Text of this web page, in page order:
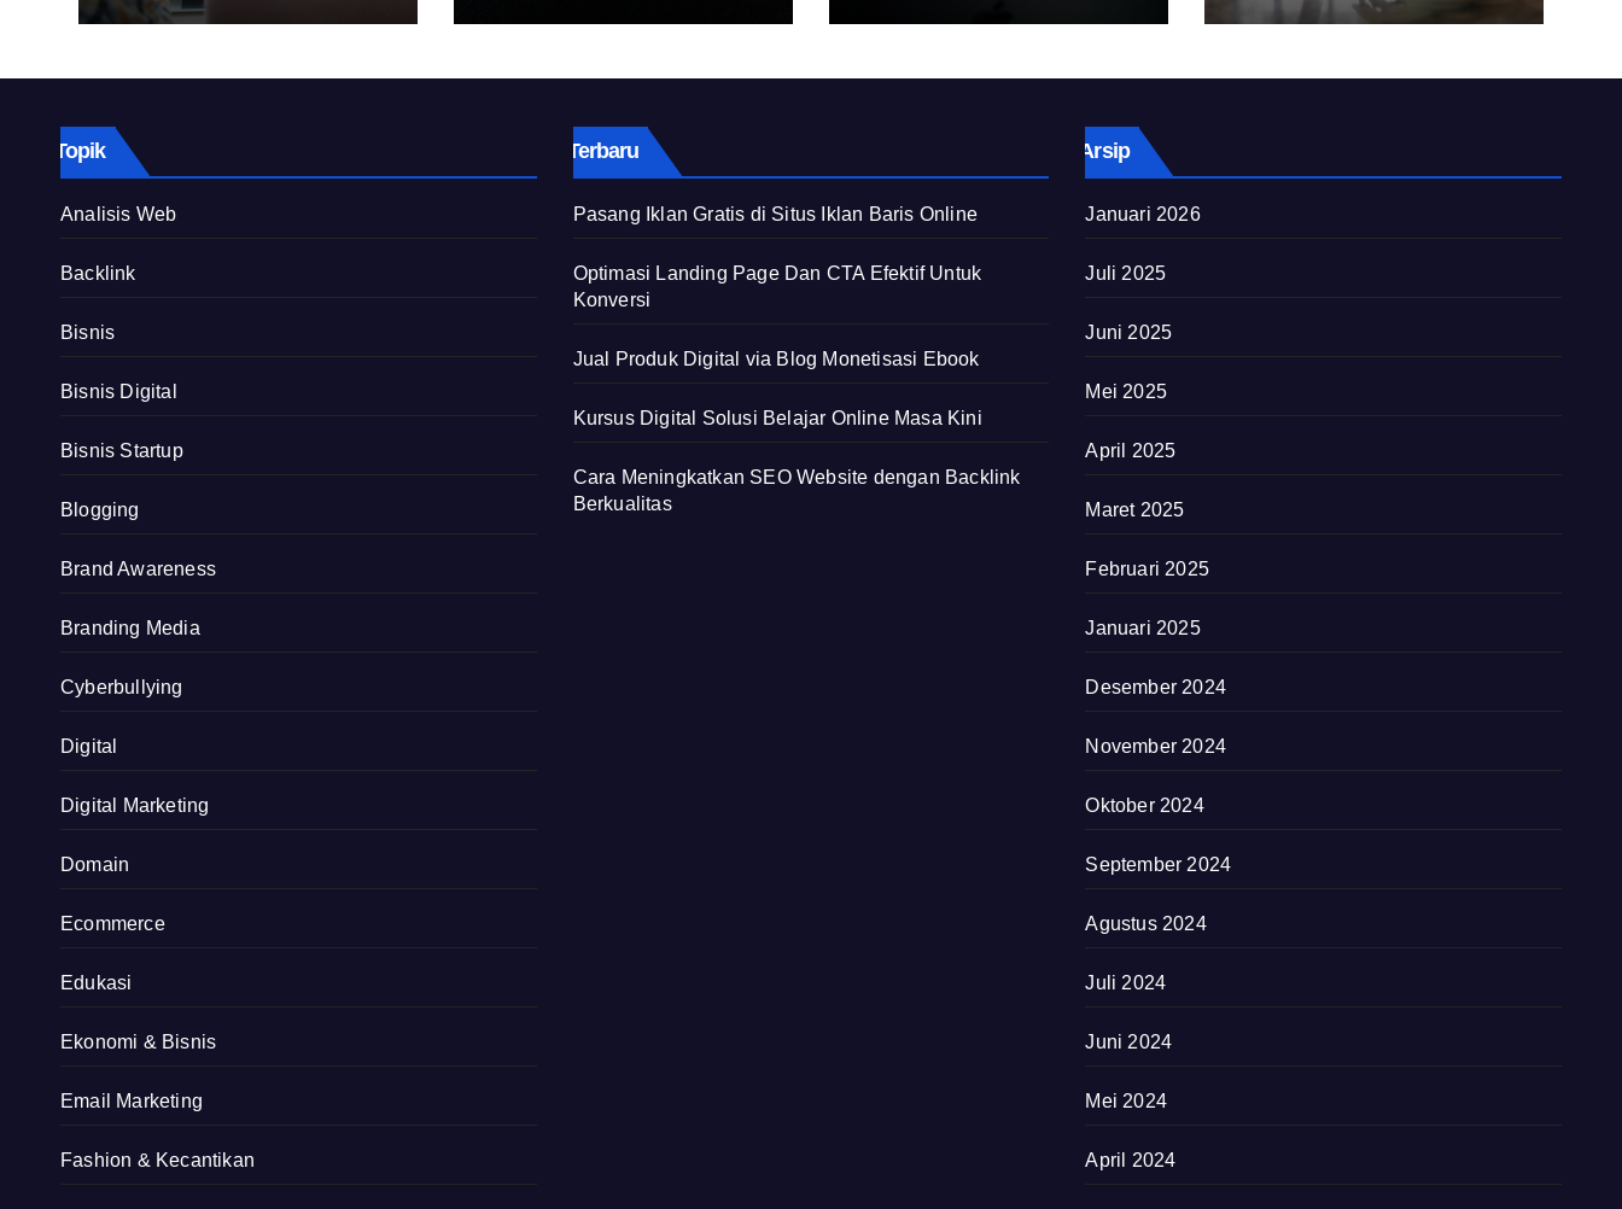
Topik
Analisis Web
Backlink
Bisnis
Bisnis Digital
Bisnis Startup
Blogging
Brand Awareness
Branding Media
Cyberbullying
Digital
Digital Marketing
Domain
Ecommerce
Edukasi
Ekonomi & Bisnis
Email Marketing
Fashion & Kecantikan
Terbaru
Pasang Iklan Gratis di Situs Iklan Baris Online
Optimasi Landing Page Dan CTA Efektif Untuk
Konversi
Jual Produk Digital via Blog Monetisasi Ebook
Kursus Digital Solusi Belajar Online Masa Kini
Cara Meningkatkan SEO Website dengan Backlink
Berkualitas
Arsip
Januari 2026
Juli 2025
Juni 2025
Mei 2025
April 2025
Maret 2025
Februari 2025
Januari 2025
Desember 2024
November 2024
Oktober 2024
September 2024
Agustus 2024
Juli 2024
Juni 2024
Mei 2024
April 2024